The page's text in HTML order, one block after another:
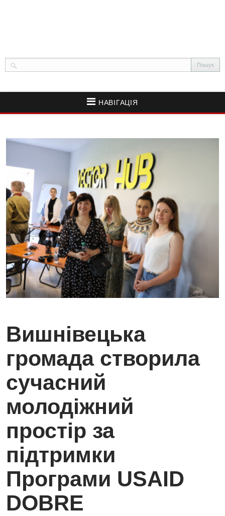
НАВІГАЦІЯ
Вишнівецька
громада створила
сучасний
молодіжний
простір за
підтримки
Програми USAID
DOBRE